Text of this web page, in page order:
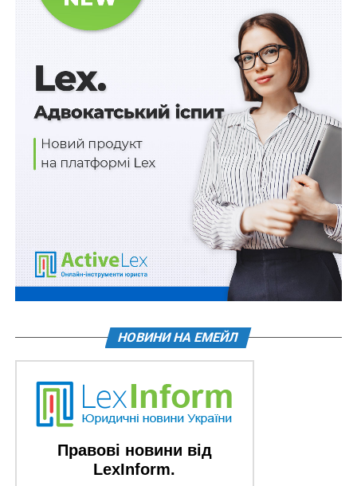
Мінрозвитку і МЗС братимуть учать у розробці
європейських стандартів судноплавства
Україна увійде до Організації економічного
співробітництва та розвитку
Україна доєднається до Рекомендації ОЕСР
щодо публічних адміністративних послуг
ПОВ'ЯЗАНІ ТЕМИ: FEATURED МІНРОЗВИТКУ
До 30% держпідтримки на портативні зарядні
станції для дітей з інвалідністю
НЕ ПРОПУСТІТЬ
Географічним об’єктам із символікою
російського імперіалізму повернуть історичні
НОВИНИ НА ЕМЕЙЛ
Правові новини від
LexInform.